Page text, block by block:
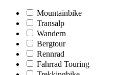
Mountainbike
Transalp
Wandern
Bergtour
Rennrad
Fahrrad Touring